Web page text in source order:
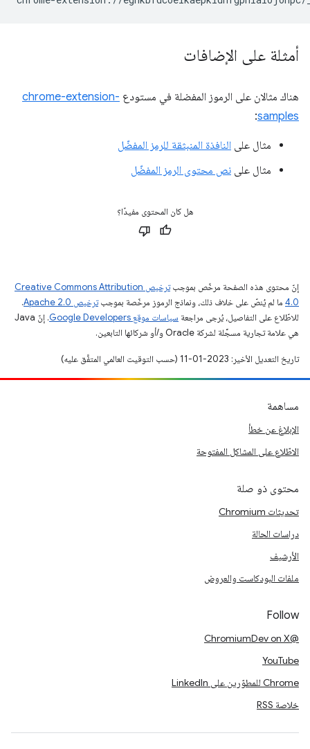
أمثلة على الإضافات
هناك مثالان على الرموز المفضلة في مستودع chrome-extension-
samples
:
مثال على النافذة المنبثقة للرمز المفضّل
مثال على نص محتوى الرمز المفضّل
هل كان المحتوى مفيدًا؟
إنّ محتوى هذه الصفحة مرخّص بموجب
ترخيص Creative Commons Attribution
4.0‏ ما لم يُنصّ على خلاف ذلك، ونماذج الرموز مرخّصة بموجبترخيص Apache 2.0‏
.
للاطّلاع على التفاصيل، يُرجى مراجعة سياسات موقع Google Developers‏
. إنّ Java
هي علامة تجارية مسجَّلة لشركة Oracle و/أو شركائها التابعين.
تاريخ التعديل الأخير: 2023-01-11 (حسب التوقيت العالمي المتفَّق عليه)
مساهمة
الإبلاغ عن خطأ
الاطّلاع على المشاكل المفتوحة
محتوى ذو صلة
تحديثات Chromium
دراسات الحالة
الأرشيف
ملفات البودكاست والعروض
Follow
@ChromiumDev on X
YouTube
Chrome للمطوّرين على LinkedIn
خلاصة RSS